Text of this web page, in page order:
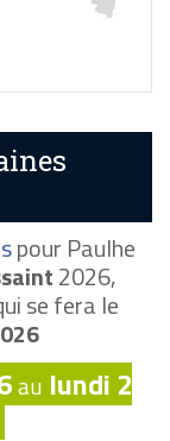
pour Paulhe
2026,
se fera le
au lundi 2